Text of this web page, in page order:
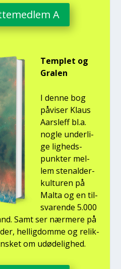
A
Temp­let og
Gra­len
I den­ne bog
påvi­ser Klaus
Aars­l­eff bl.a.
nog­le under­li­
ge lig­heds­
punk­ter mel­
lem ste­nal­der­
kul­tu­ren på
Mal­ta og en til­
sva­ren­de 5.000
Samt ser nær­me­re på
hel­lig­dom­me og relik­
om udø­de­lig­hed.